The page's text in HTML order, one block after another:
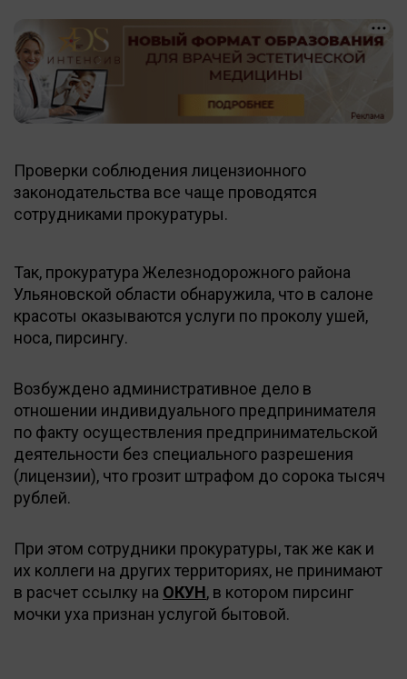
Проверки соблюдения лицензионного
законодательства все чаще проводятся
сотрудниками прокуратуры.
Так, прокуратура Железнодорожного района
Ульяновской области обнаружила, что в салоне
красоты оказываются услуги по проколу ушей,
носа, пирсингу.
Возбуждено административное дело в
отношении индивидуального предпринимателя
по факту осуществления предпринимательской
деятельности без специального разрешения
(лицензии), что грозит штрафом до сорока тысяч
рублей.
При этом сотрудники прокуратуры, так же как и
их коллеги на других территориях, не принимают
в расчет ссылку на ОКУН, в котором пирсинг
мочки уха признан услугой бытовой.